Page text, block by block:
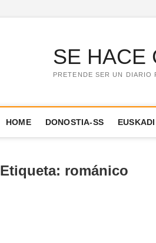
SE HACE
PRETENDE SER UN DIARIO
HOME DONOSTIA-SS EUSKADI
Etiqueta: románico